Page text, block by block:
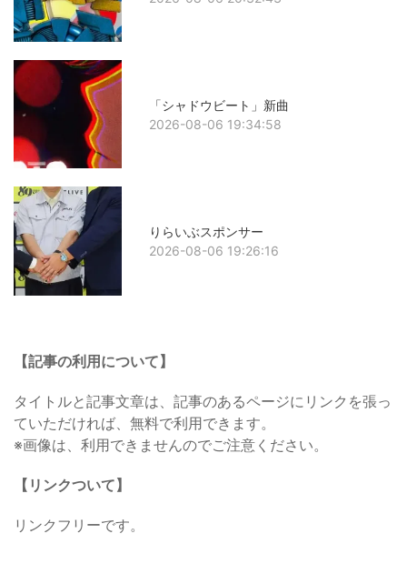
「シャドウビート」新曲
2026-08-06 19:34:58
りらいぶスポンサー
2026-08-06 19:26:16
【記事の利用について】
タイトルと記事文章は、記事のあるページにリンクを張っ
ていただければ、無料で利用できます。
※画像は、利用できませんのでご注意ください。
【リンクついて】
リンクフリーです。